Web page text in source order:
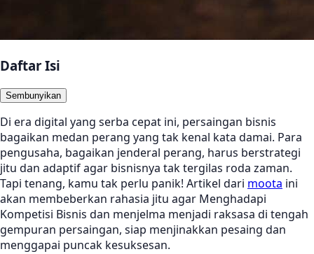
Daftar Isi
Sembunyikan
Di era digital yang serba cepat ini, persaingan bisnis
bagaikan medan perang yang tak kenal kata damai. Para
pengusaha, bagaikan jenderal perang, harus berstrategi
jitu dan adaptif agar bisnisnya tak tergilas roda zaman.
Tapi tenang, kamu tak perlu panik! Artikel dari moota ini
akan membeberkan rahasia jitu agar Menghadapi
Kompetisi Bisnis dan menjelma menjadi raksasa di tengah
gempuran persaingan, siap menjinakkan pesaing dan
menggapai puncak kesuksesan.